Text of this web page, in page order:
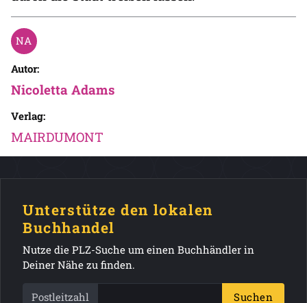
Autor:
Nicoletta Adams
Verlag:
MAIRDUMONT
Unterstütze den lokalen
Buchhandel
Nutze die PLZ-Suche um einen Buchhändler in
Deiner Nähe zu finden.
Postleitzahl Suchen